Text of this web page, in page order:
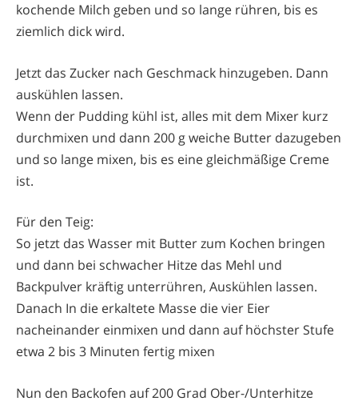
kochende Milch geben und so lange rühren, bis es
ziemlich dick wird.
Jetzt das Zucker nach Geschmack hinzugeben. Dann
auskühlen lassen.
Wenn der Pudding kühl ist, alles mit dem Mixer kurz
durchmixen und dann 200 g weiche Butter dazugeben
und so lange mixen, bis es eine gleichmäßige Creme
ist.
Für den Teig:
So jetzt das Wasser mit Butter zum Kochen bringen
und dann bei schwacher Hitze das Mehl und
Backpulver kräftig unterrühren, Auskühlen lassen.
Danach In die erkaltete Masse die vier Eier
nacheinander einmixen und dann auf höchster Stufe
etwa 2 bis 3 Minuten fertig mixen
Nun den Backofen auf 200 Grad Ober-/Unterhitze